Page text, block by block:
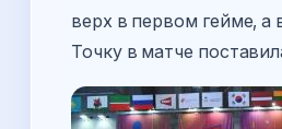
верх в первом гейме, а
Точку в матче